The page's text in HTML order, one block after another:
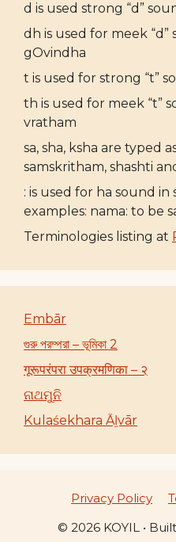
d is used strong “d”
dh is used for meek “d”
gOvindha
t is used for strong “t”
th is used for meek “t”
vratham
sa, sha, ksha are typed
samskritham, shashti
: is used for ha sound
examples: nama: to be
Terminologies listing at
Embār
গুরু পরম্পরা – ভূমিকা 2
गूरूपरंपरा उपक्रमणिका – २
ନାଥମୁନି
Kulaśekhara Āḻvār
Privacy Policy
© 2026 KOYIL•